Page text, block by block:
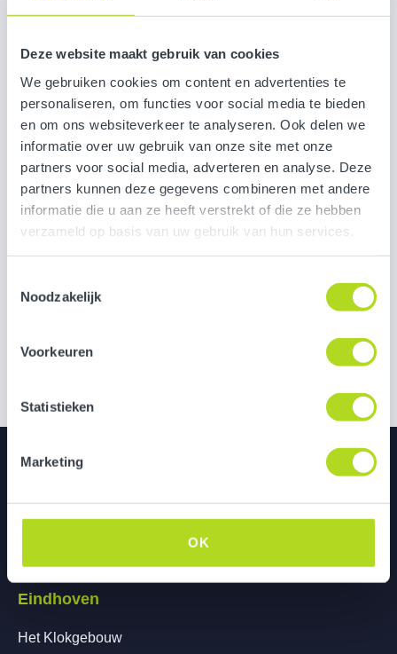
Deze website maakt gebruik van cookies
We gebruiken cookies om content en advertenties te
personaliseren, om functies voor social media te bieden
en om ons websiteverkeer te analyseren. Ook delen we
informatie over uw gebruik van onze site met onze
partners voor social media, adverteren en analyse. Deze
partners kunnen deze gegevens combineren met andere
informatie die u aan ze heeft verstrekt of die ze hebben
verzameld op basis van uw gebruik van hun services.
Noodzakelijk
Voorkeuren
Statistieken
Marketing
OK
julas@frisseblikken.com
06 24 75 87 20
Jula
Utrecht
Grebbeberglaan 15
Eindhoven
Het Klokgebouw